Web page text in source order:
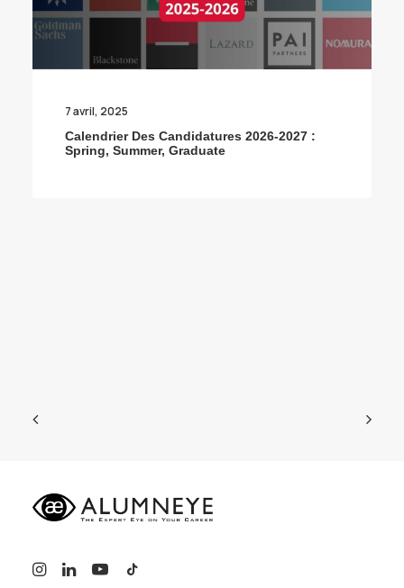
7 avril, 2025
Calendrier Des Candidatures 2026-2027 :
Spring, Summer, Graduate